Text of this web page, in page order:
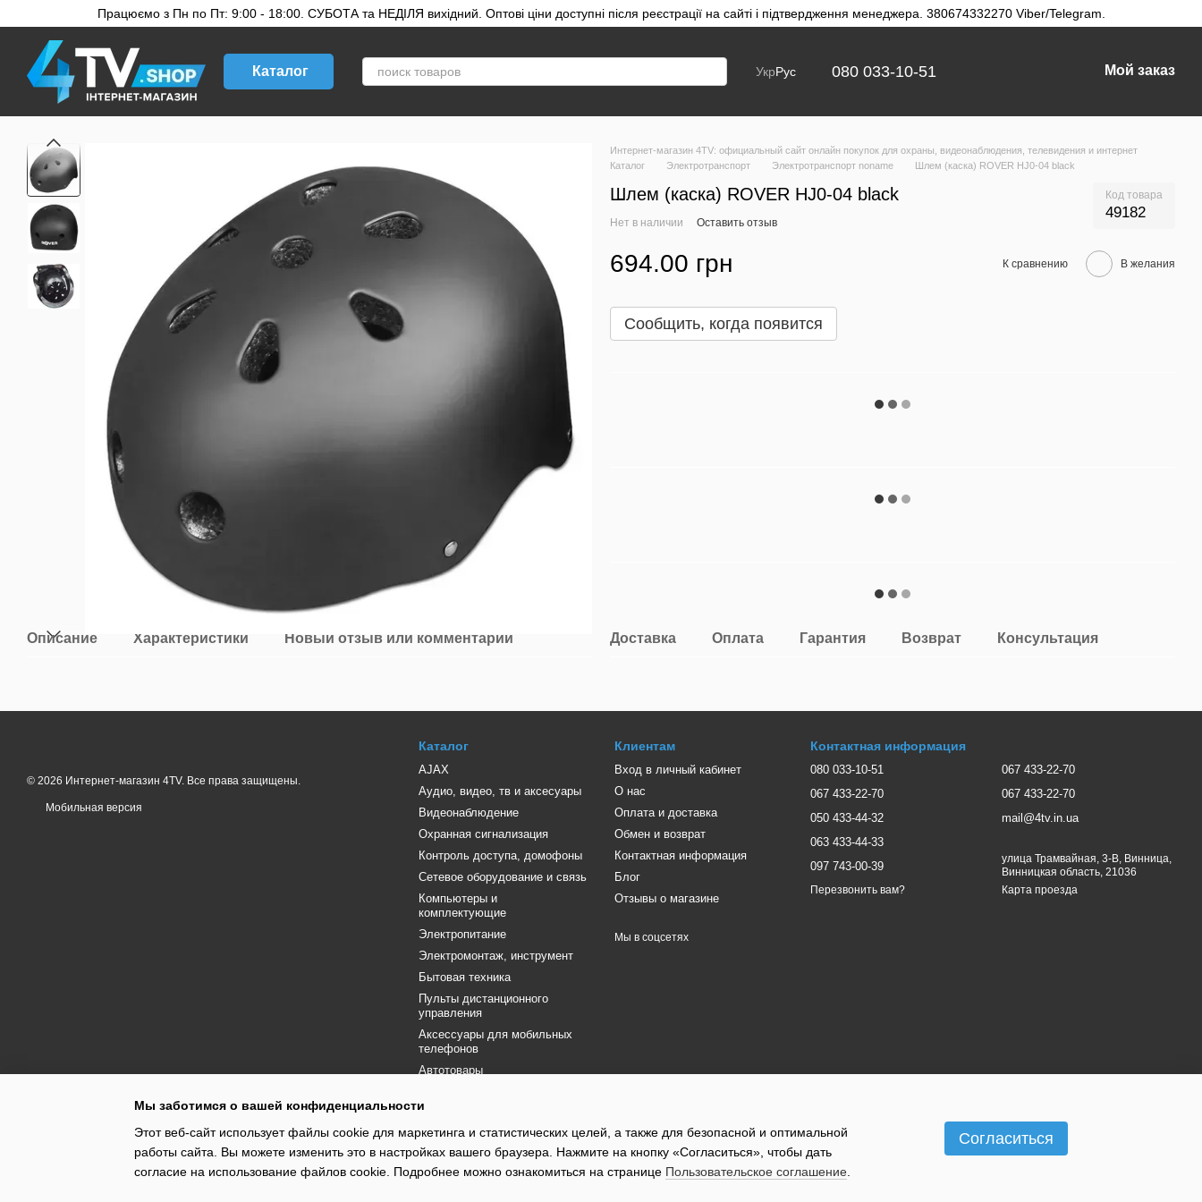
Перейти к основному контенту
Працюємо з Пн по Пт: 9:00 - 18:00. СУБОТА та НЕДІЛЯ вихідний. Оптові ціни доступні після реєстрації на сайті і підтвердження менеджера. 380674332270 Viber/Telegram.
Каталог УкрРус 080 033-10-51 Мой заказ
Описание Характеристики Новый отзыв или комментарий
Интернет-магазин 4TV: официальный сайт онлайн покупок для охраны, видеонаблюдения, телевидения и интернет
Каталог
Электротранспорт Электротранспорт noname Шлем (каска) ROVER HJ0-04 black
Шлем (каска) ROVER HJ0-04 black Код товара
49182
Нет в наличии Оставить отзыв
694.00 грн К сравнению В желания
Сообщить, когда появится
Доставка Оплата Гарантия Возврат Консультация
© 2026 Интернет-магазин 4TV. Все права защищены.
Мобильная версия
Каталог
AJAX
Аудио, видео, тв и аксесуары
Видеонаблюдение
Охранная сигнализация
Контроль доступа, домофоны
Сетевое оборудование и связь
Компьютеры и
комплектующие
Электропитание
Электромонтаж, инструмент
Бытовая техника
Пульты дистанционного
управления
Аксессуары для мобильных
телефонов
Автотовары
Электротранспорт
Распродажа
Клиентам
Вход в личный кабинет
О нас
Оплата и доставка
Обмен и возврат
Контактная информация
Блог
Отзывы о магазине
Мы в соцсетях
Контактная информация
080 033-10-51
067 433-22-70
050 433-44-32
063 433-44-33
097 743-00-39
Перезвонить вам?
067 433-22-70
067 433-22-70
mail@4tv.in.ua
улица Трамвайная, 3-В, Винница,
Винницкая область, 21036
Карта проезда
Мы заботимся о вашей конфиденциальности
Этот веб-сайт использует файлы cookie для маркетинга и статистических целей, а также для безопасной и оптимальной
работы сайта. Вы можете изменить это в настройках вашего браузера. Нажмите на кнопку «Согласиться», чтобы дать
согласие на использование файлов cookie. Подробнее можно ознакомиться на странице Пользовательское соглашение
Согласиться